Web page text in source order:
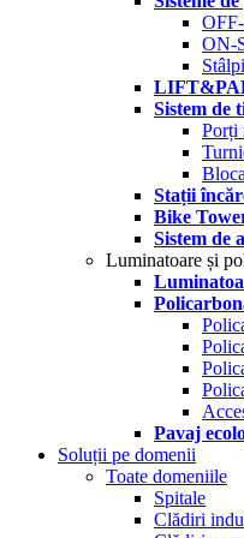
ON-
Sistem de
Porți
Stații
Bike
Sistem de
Luminatoare și
Pavaj
Soluții pe domenii
Toate domeniile
Spitale
Clădiri